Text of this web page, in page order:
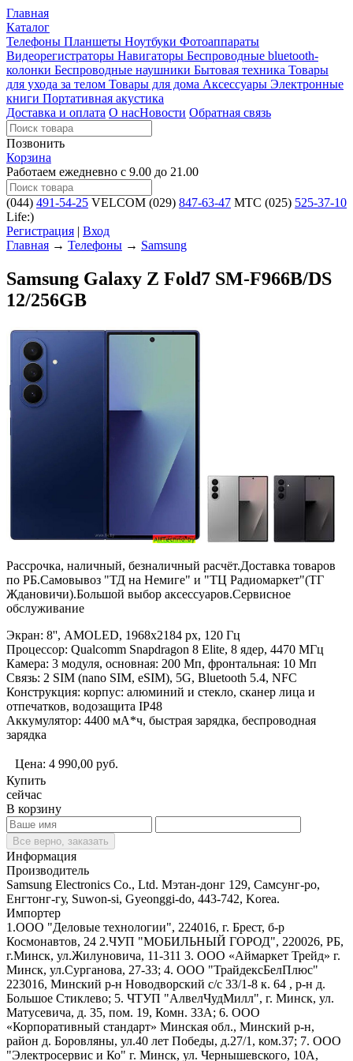
Главная
Каталог
Телефоны Планшеты Ноутбуки Фотоаппараты
Видеорегистраторы Навигаторы Беспроводные bluetooth-
колонки Беспроводные наушники Бытовая техника Товары
для ухода за телом Товары для дома Аксессуары Электронные
книги Портативная акустика
Доставка и оплата О насНовости Обратная связь
Позвонить
Корзина
Работаем ежедневно с 9.00 до 21.00
(044) 491-54-25 VELCOM (029) 847-63-47 MTC (025) 525-37-10
Life:)
Регистрация | Вход
Главная → Телефоны → Samsung
Samsung Galaxy Z Fold7 SM-F966B/DS
12/256GB
Рассрочка, наличный, безналичный расчёт.Доставка товаров
по РБ.Самовывоз "ТД на Немиге" и "ТЦ Радиомаркет"(ТГ
Ждановичи).Большой выбор аксессуаров.Сервисное
обслуживание
Экран: 8'', AMOLED, 1968x2184 px, 120 Гц
Процессор: Qualcomm Snapdragon 8 Elite, 8 ядер, 4470 МГц
Камера: 3 модуля, основная: 200 Мп, фронтальная: 10 Мп
Связь: 2 SIM (nano SIM, eSIM), 5G, Bluetooth 5.4, NFC
Конструкция: корпус: алюминий и стекло, сканер лица и
отпечатков, водозащита IP48
Аккумулятор: 4400 мА*ч, быстрая зарядка, беспроводная
зарядка
Цена: 4 990,00 руб.
Купить
сейчас
В корзину
Все верно, заказать
Информация
Производитель
Samsung Electronics Co., Ltd. Мэтан-донг 129, Самсунг-ро,
Енгтонг-гу, Suwon-si, Gyeonggi-do, 443-742, Korea.
Импортер
1.ООО "Деловые технологии", 224016, г. Брест, б-р
Космонавтов, 24 2.ЧУП "МОБИЛЬНЫЙ ГОРОД", 220026, РБ,
г.Минск, ул.Жилуновича, 11-311 3. ООО «Аймаркет Трейд» г.
Минск, ул.Сурганова, 27-33; 4. ООО "ТрайдексБелПлюс"
223016, Минский р-н Новодворский с/с 33/1-8 к. 64 , р-н д.
Большое Стиклево; 5. ЧТУП "АлвелЧудМилл", г. Минск, ул.
Матусевича, д. 35, пом. 19, Комн. 33А; 6. ООО
«Корпоративный стандарт» Минская обл., Минский р-н,
район д. Боровляны, ул.40 лет Победы, д.27/1, ком.37; 7. ООО
"Электросервис и Ко" г. Минск, ул. Чернышевского, 10А,